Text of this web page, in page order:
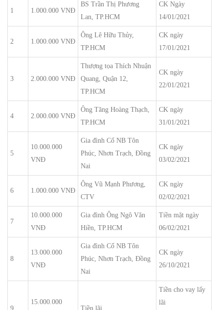
1 1.000.000 VNĐ
BS Trần Thị Phương
Lan, TP.HCM
CK Ngày
14/01/2021
2 1.000.000 VNĐ
Ông Lê Hữu Thủy,
TP.HCM
CK ngày
17/01/2021
3 2.000.000 VNĐ
Thượng tọa Thích Nhuận
Quang, Quận 12,
TP.HCM
CK ngày
22/01/2021
4 2.000.000 VNĐ
Ông Tăng Hoàng Thạch,
TP.HCM
CK ngày
31/01/2021
5
10.000.000
VNĐ
Gia đình Cố NB Tôn
Phúc, Nhơn Trạch, Đồng
Nai
CK ngày
03/02/2021
6 1.000.000 VNĐ
Ông Vũ Mạnh Phương,
CTV
CK ngày
02/02/2021
7
10.000.000
VNĐ
Gia đình Ông Ngô Văn
Hiền, TP.HCM
Tiền mặt ngày
06/02/2021
8
13.000.000
VNĐ
Gia đình Cố NB Tôn
Phúc, Nhơn Trạch, Đồng
Nai
CK ngày
26/10/2021
9
15.000.000
Tiền lãi
Tiền cho vay lấy
lãi